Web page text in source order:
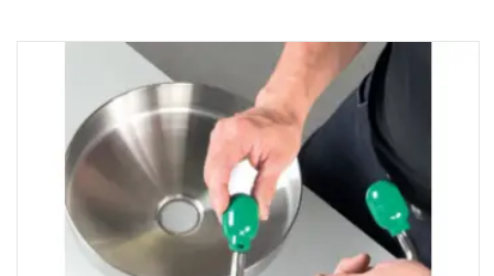
environnements où le risque de contamination par des
liquides dangereux
est présent. Catégorie EPI : ne s'applique pas.